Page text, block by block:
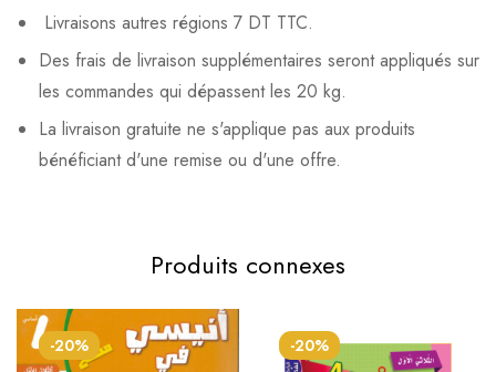
Livraisons autres régions 7 DT TTC.
Des frais de livraison supplémentaires seront appliqués sur
les commandes qui dépassent les 20 kg.
La livraison gratuite ne s'applique pas aux produits
bénéficiant d'une remise ou d'une offre.
Produits connexes
-20% -20%